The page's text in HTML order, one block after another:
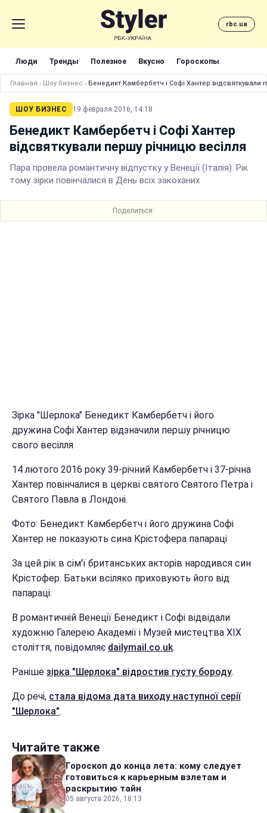
rbc.ua
Люди Тренды Полезное Вкусно Гороскопы
Главная › Шоу бизнес › Бенедикт Камбербетч і Софі Хантер відсвяткували
ШОУ БИЗНЕС 19 февраля 2016, 14:18
Бенедикт Камбербетч і Софі Хантер
відсвяткували першу річницю весілля
Пара провела романтичну відпустку у Венеції (Італія). Рік
тому зірки повінчалися в День всіх закоханих
Поделиться:
Зірка "Шерлока" Бенедикт Камбербетч і його
дружина Софі Хантер відзначили першу річницю
свого весілля
14 лютого 2016 року 39-річний Камбербетч і 37-річна
Хантер повінчалися в церкві святого Святого Петра і
Святого Павла в Лондоні.
Фото: Бенедикт Камбербетч і його дружина Софі
Хантер не показують сина Крістофера папараці
За цей рік в сім'ї британських акторів народився син
Крістофер. Батьки всіляко приховують його від
папараці.
В романтичній Венеції Бенедикт і Софі відвідали
художню Галерею Академії і Музей мистецтва XIX
століття, повідомляє dailymail.co.uk.
Раніше зірка "Шерлока" відростив густу бороду.
До речі, стала відома дата виходу наступної серії
"Шерлока".
Читайте также
Гороскоп до конца лета: кому следует
готовиться к карьерным взлетам и
раскрытию тайн
05 августа 2026, 18:13